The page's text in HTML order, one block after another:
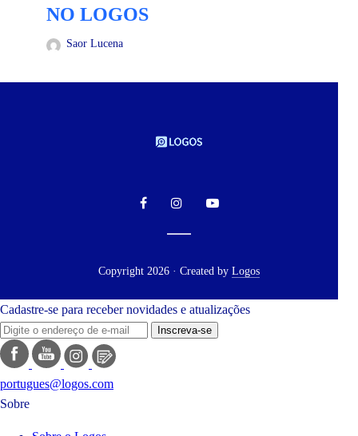
NO LOGOS
Saor Lucena
Copyright 2026 · Created by Logos